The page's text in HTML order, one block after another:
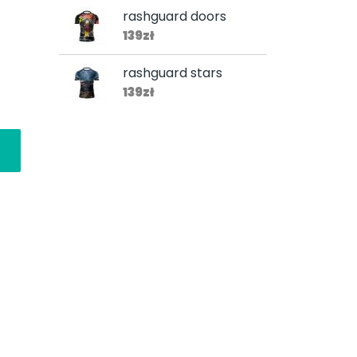
rashguard doors
139zł
rashguard stars
139zł